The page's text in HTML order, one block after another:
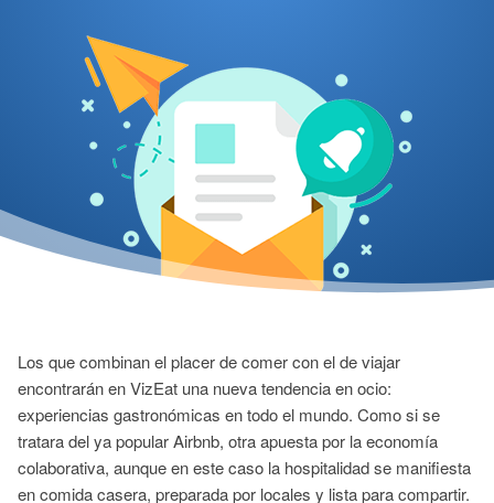
Los que combinan el placer de comer con el de viajar
encontrarán en VizEat una nueva tendencia en ocio:
experiencias gastronómicas en todo el mundo. Como si se
tratara del ya popular Airbnb, otra apuesta por la economía
colaborativa, aunque en este caso la hospitalidad se manifiesta
en comida casera, preparada por locales y lista para compartir.